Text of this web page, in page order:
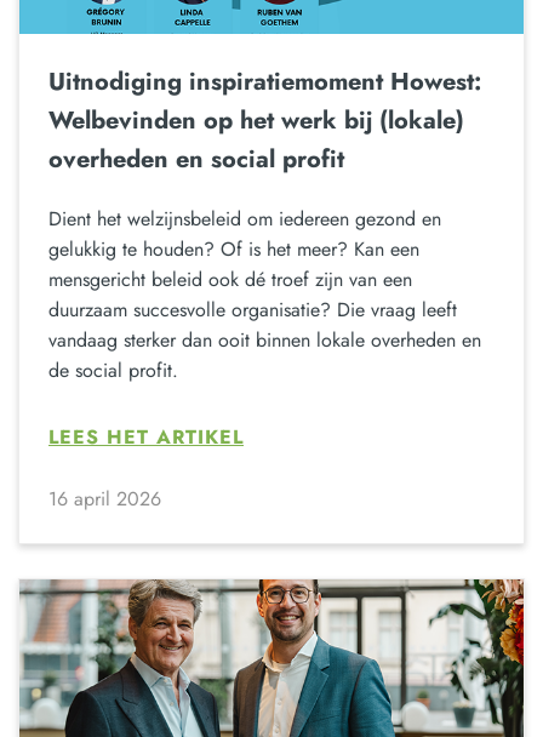
Uitnodiging inspiratiemoment Howest:
Welbevinden op het werk bij (lokale)
overheden en social profit
Dient het welzijnsbeleid om iedereen gezond en
gelukkig te houden? Of is het meer? Kan een
mensgericht beleid ook dé troef zijn van een
duurzaam succesvolle organisatie? Die vraag leeft
vandaag sterker dan ooit binnen lokale overheden en
de social profit.
LEES HET ARTIKEL
16 april 2026